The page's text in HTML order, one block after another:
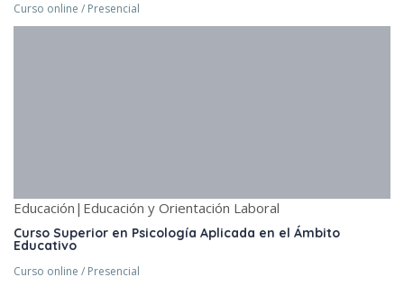
Curso online / Presencial
Educación|Educación y Orientación Laboral
Curso Superior en Psicología Aplicada en el Ámbito
Educativo
Curso online / Presencial